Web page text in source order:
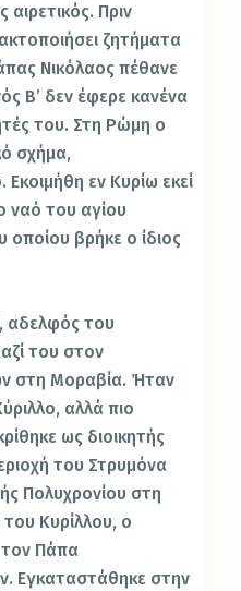
Πριν
ζητήματα
Νικόλαος πέθανε
Β’ δεν έφερε κανένα
του. Στη Ρώμη ο
σχήμα,
εν Κυρίω εκεί
ναό του αγίου
οποίου βρήκε ο ίδιος
αδελφός του
του στον
στη Μοραβία. Ήταν
αλλά πιο
ως διοικητής
του Στρυμόνα
Πολυχρονίου στη
Κυρίλλου, ο
τον Πάπα
Εγκαταστάθηκε στην